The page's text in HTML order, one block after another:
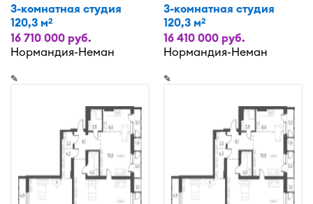
3-комнатная студия
120,3 м2
16 710 000 руб.
Нормандия-Неман
3-комнатная студия
120,3 м2
16 410 000 руб.
Нормандия-Неман
✎ ✎